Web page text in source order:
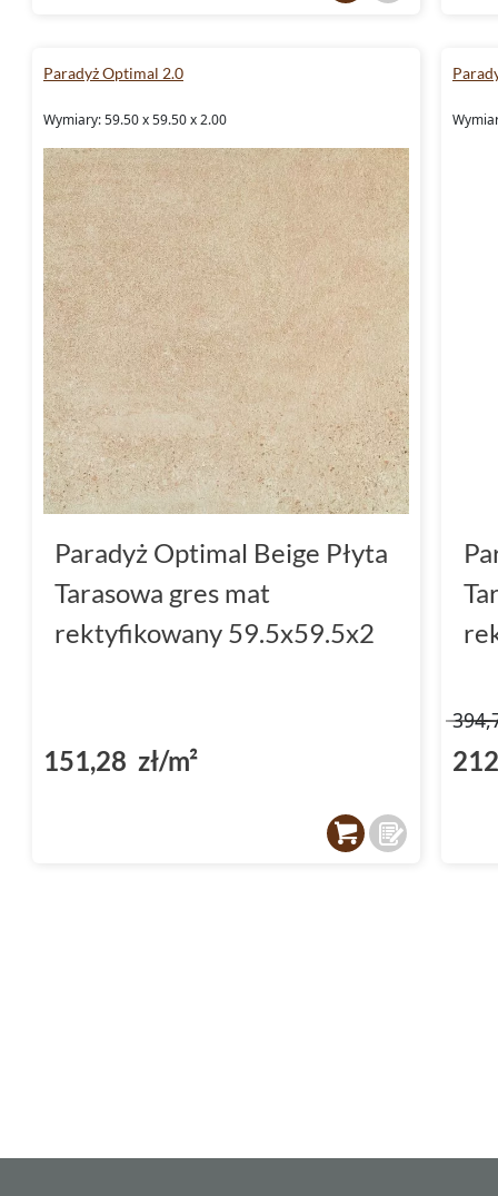
Paradyż Optimal 2.0
Wymiary: 59.50 x 59.50 x 2.00
Paradyż Optimal Beige Płyta
Tarasowa gres mat
rektyfikowany 59.5x59.5x2
151,28 zł/m²